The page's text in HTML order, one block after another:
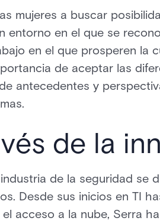
mujeres a buscar
entorno en el que se
en el que prosperen la
de aceptar las
antecedentes y
de la
de la seguridad se
Desde sus inicios en TI
acceso a la nube, Serra